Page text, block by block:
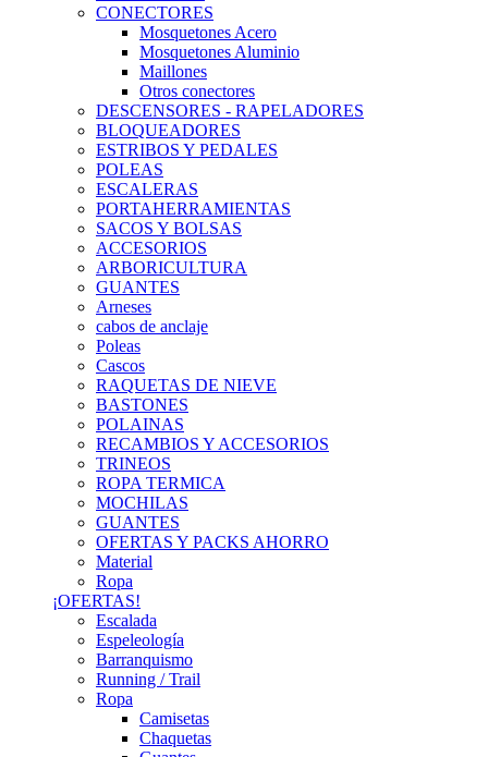
CONECTORES
Mosquetones Acero
Mosquetones Aluminio
Maillones
Otros conectores
DESCENSORES - RAPELADORES
BLOQUEADORES
ESTRIBOS Y PEDALES
POLEAS
ESCALERAS
PORTAHERRAMIENTAS
SACOS Y BOLSAS
ACCESORIOS
ARBORICULTURA
GUANTES
Arneses
cabos de anclaje
Poleas
Cascos
RAQUETAS DE NIEVE
BASTONES
POLAINAS
RECAMBIOS Y ACCESORIOS
TRINEOS
ROPA TERMICA
MOCHILAS
GUANTES
OFERTAS Y PACKS AHORRO
Material
Ropa
¡OFERTAS!
Escalada
Espeleología
Barranquismo
Running / Trail
Ropa
Camisetas
Chaquetas